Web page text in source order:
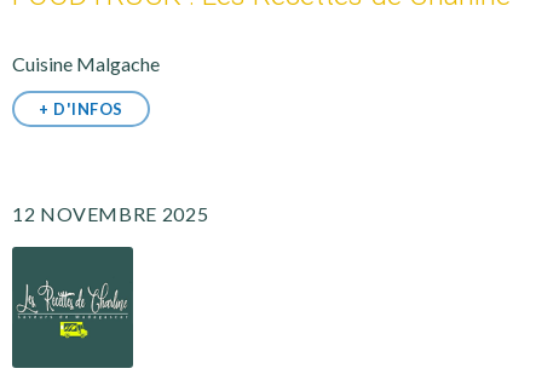
Cuisine Malgache
+ D'INFOS
12 NOVEMBRE 2025